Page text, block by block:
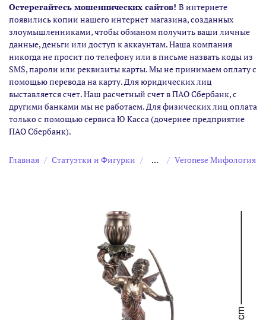
Остерегайтесь мошеннических сайтов! В интернете
появились копии нашего интернет магазина,созданных
злоумышленниками, чтобы обманом получить ваши личные
данные, деньги или доступ к аккаунтам. Наша компания
никогда не просит по телефону или в письме назвать коды из
SMS, пароли или реквизиты карты. Мы не принимаем оплату с
помощью перевода на карту. Для юридических лиц
выставляется счет. Наш расчетный счет в ПАО Сбербанк, с
другими банками мы не работаем. Для физических лиц оплата
только с помощью сервиса Ю Касса (дочернее предприятие
ПАО Сбербанк).
Главная Статуэтки и Фигурки ... Veronese Мифология